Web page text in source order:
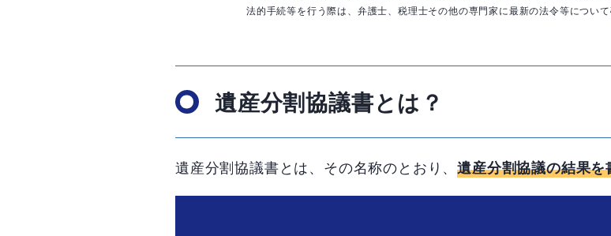
法的手続等を行う際は、弁護士、税理士その他の専門家に最新の法令等について
遺産分割協議書とは？
遺産分割協議書とは、その名称のとおり、遺産分割協議の結果